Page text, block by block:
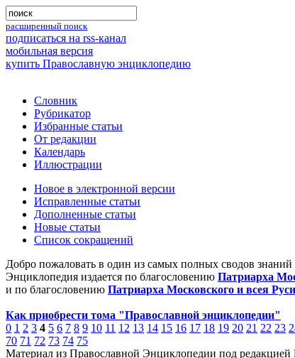
расширенный поиск
подписаться на rss-канал
мобильная версия
купить Православную энциклопедию
Словник
Рубрикатор
Избранные статьи
От редакции
Календарь
Иллюстрации
Новое в электронной версии
Исправленные статьи
Дополненные статьи
Новые статьи
Список сокращений
Добро пожаловать в один из самых полных сводов
Энциклопедия издается по благословению Патриарха
и по благословению Патриарха Московского и всея
Как приобрести тома "Православной энциклопедии"
0 1 2 3 4 5 6 7 8 9 10 11 12 13 14 15 16 17 18 19 20 21 22 23
70 71 72 73 74 75
Материал из Православной Энциклопедии под